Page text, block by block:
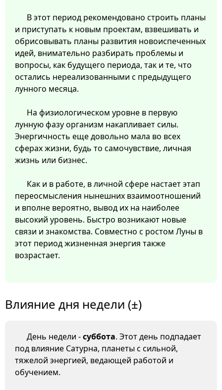
В этот период рекомендовано строить планы
и приступать к новым проектам, взвешивать и
обрисовывать планы развития новоиспеченных
идей, внимательно разбирать проблемы и
вопросы, как будущего периода, так и те, что
остались нереализованными с предыдущего
лунного месяца.
На физиологическом уровне в первую
лунную фазу организм накапливает силы.
Энергичность еще довольно мала во всех
сферах жизни, будь то самочувствие, личная
жизнь или бизнес.
Как и в работе, в личной сфере настает этап
переосмысления нынешних взаимоотношений
и вполне вероятно, вывод их на наиболее
высокий уровень. Быстро возникают новые
связи и знакомства. Совместно с ростом Луны в
этот период жизненная энергия также
возрастает.
Влияние дня недели (±)
День недели -суббота. Этот день подпадает
под влияние Сатурна, планеты с сильной,
тяжелой энергией, ведающей работой и
обучением.